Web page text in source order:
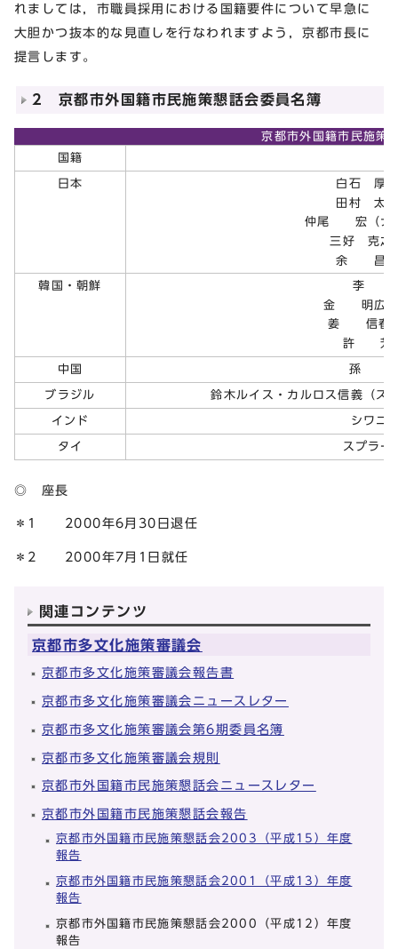
れましては，市職員採用における国籍要件について早急に
大胆かつ抜本的な見直しを行なわれますよう，京都市長に
提言します。
2 京都市外国籍市民施策懇話会委員名簿
京都市外国籍市民施策
国籍
日本
白石 厚子
田村 太郎
仲尾 宏（ナ
三好 克之
余 昌英
韓国・朝鮮
李 美
金 明広（
姜 信春（
許 芳江
中国 孫 攀河
ブラジル 鈴木ルイス・カルロス信義（
インド シワ
タイ スプラー
◎ 座長
＊1 2000年6月30日退任
＊2 2000年7月1日就任
関連コンテンツ
京都市多文化施策審議会
京都市多文化施策審議会報告書
京都市多文化施策審議会ニュースレター
京都市多文化施策審議会第6期委員名簿
京都市多文化施策審議会規則
京都市外国籍市民施策懇話会ニュースレター
京都市外国籍市民施策懇話会報告
京都市外国籍市民施策懇話会2003（平成15）年度
報告
京都市外国籍市民施策懇話会2001（平成13）年度
報告
京都市外国籍市民施策懇話会2000（平成12）年度
報告